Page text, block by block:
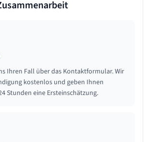
Ihren Fall über das Kontaktformular. Wir
kostenlos und geben Ihnen
Stunden eine Ersteinschätzung.